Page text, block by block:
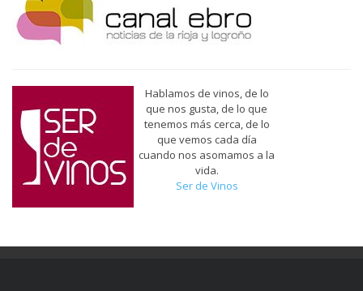
Hablamos de vinos, de lo
que nos gusta, de lo que
tenemos más cerca, de lo
que vemos cada día
cuando nos asomamos a la
vida.
Ser de Vinos